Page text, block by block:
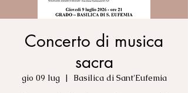
Concerto di musica
sacra
gio 09 lug
  |
Basilica di Sant'Eufemia